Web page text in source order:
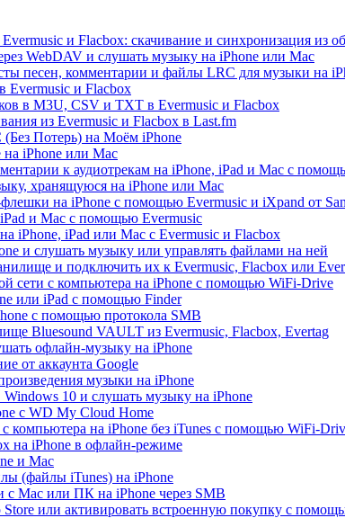
и Flacbox: скачивание и синхронизация из
WebDAV и слушать музыку на iPhone или Mac
песен, комментарии и файлы LRC для музыки на
Evermusic и Flacbox
в M3U, CSV и TXT в Evermusic и Flacbox
из Evermusic и Flacbox в Last.fm
Потерь) на Моём iPhone
iPhone или Mac
к аудиотрекам на iPhone, iPad и Mac с
хранящуюся на iPhone или Mac
на iPhone с помощью Evermusic и iXpand от
и Mac с помощью Evermusic
iPhone, iPad или Mac с Evermusic и Flacbox
и слушать музыку или управлять файлами на ней
и подключить их к Evermusic, Flacbox или
сети с компьютера на iPhone с помощью WiFi-Drive
или iPad с помощью Finder
с помощью протокола SMB
Bluesound VAULT из Evermusic, Flacbox, Evertag
офлайн-музыку на iPhone
от аккаунта Google
музыки на iPhone
10 и слушать музыку на iPhone
с WD My Cloud Home
компьютера на iPhone без iTunes с помощью WiFi-
на iPhone в офлайн-режиме
и Mac
(файлы iTunes) на iPhone
с Mac или ПК на iPhone через SMB
или активировать встроенную покупку с